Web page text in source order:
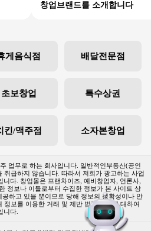
창업브랜드를 소개합니다
게음식점 배달전문점
초보창업 특수상권
킨/맥주점 소자본창업
업무로 하는 회사입니다. 일반적인부동산(공인
취급하지 않습니다. 따라서 저희가 광고하는 사업
다. 창업몰은 프랜차이즈, 예비창업자, 언론사,
정보나 이들로부터 수집한 정보가 본 사이트 상
하고 있을 뿐이므로 당해 정보의 정확성이나 안
정보를 이용한 거래 및 제반 법적 문제에 대하여
니다.